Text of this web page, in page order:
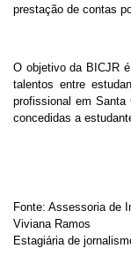
prestação de contas
O objetivo da BICJR
talentos entre
profissional em Santa
concedidas a
Fonte: Assessoria de
Viviana Ramos
Estagiária de